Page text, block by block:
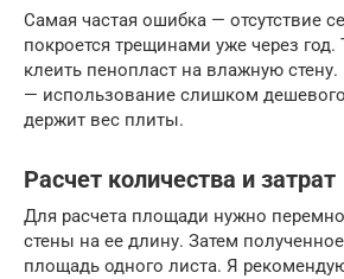
Самая частая ошибка — отсутствие
покроется трещинами уже через год.
клеить пенопласт на влажную
— использование слишком
держит вес плиты.
Расчет количества и затрат
Для расчета площади нужно
стены на ее длину. Затем
площадь одного листа. Я